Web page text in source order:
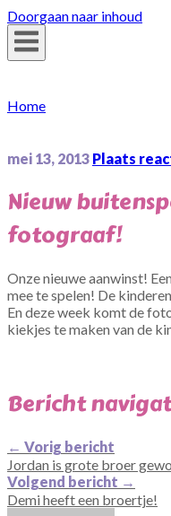
Doorgaan naar inhoud
Home
mei 13, 2013 Plaats
Nieuw
fotograaf!
Onze nieuwe aanwinst!
mee te spelen! De
En deze week komt de
kiekjes te maken van de
Bericht
← Vorig bericht
Jordan is grote broer
Volgend bericht →
Demi heeft een broertje!